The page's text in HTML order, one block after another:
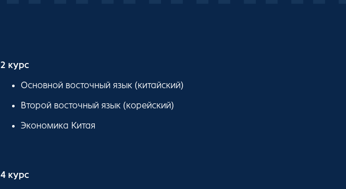
2 курс
Основной восточный язык (китайский)
Второй восточный язык (корейский)
Экономика Китая
4 курс